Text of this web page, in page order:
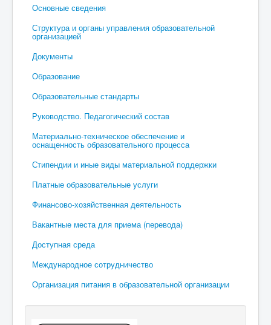
Основные сведения
Структура и органы управления образовательной
организацией
Документы
Образование
Образовательные стандарты
Руководство. Педагогический состав
Материально-техническое обеспечение и
оснащенность образовательного процесса
Стипендии и иные виды материальной поддержки
Платные образовательные услуги
Финансово-хозяйственная деятельность
Вакантные места для приема (перевода)
Доступная среда
Международное сотрудничество
Организация питания в образовательной организации